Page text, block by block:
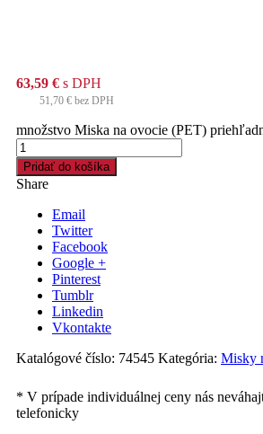
63,59 € s DPH
51,70 € bez DPH
množstvo Miska na ovocie (PET)
Pridať do košíka
Share
Email
Twitter
Facebook
Google +
Pinterest
Tumblr
Linkedin
Vkontakte
Katalógové číslo: 74545 Kategória: Misky